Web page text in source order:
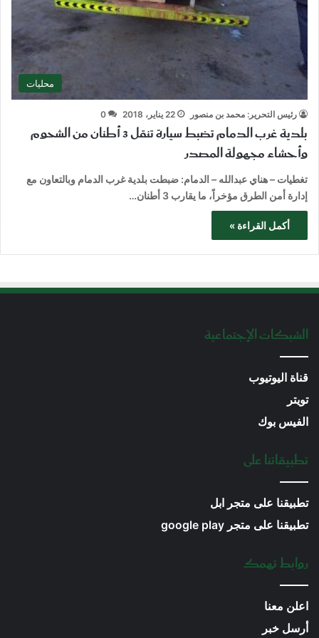
محليات
رئيس التحرير: محمد بن منصور 22 يناير، 2018 0
بلدية غرب الدمام تضبط سيارة تنقل 3 أطنان من الشحوم
وأحشاء مجهولة المصدر
تغطيات – هناي عبدالله – الدمام: ضبطت بلدية غرب الدمام وبالتعاون مع
إدارة أمن الطرق مؤخراً، ما يقارب 3 أطنان…
أكمل القراءة »
الشبكات الإجتماعية
قناة اليوتيوب
تويتر
الفيس بوك
تطبيقاتنا على
تطبيقنا على متجر ابل
تطبيقنا على متجر google play
روابط تهمك
اعلن معنا
أرسل خبر